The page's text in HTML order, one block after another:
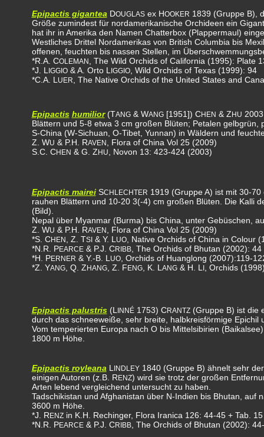
Epipactis gigantea DOUGLASex HOOKER 1839 (Gruppe B),
Größe zumindest für nordamerikanische Orchideen ein
hat ihr in Amerika den Namen Chatterbox (Plappermaul)
Westliches Drittel Nordamerikas von British Columbia bis
offenen, feuchten bis nassen Stellen, im
*R.A. COLEMAN
, The Wild Orchids of California (1995): Plate
*J. L IGGIO& A. Orto L IGGIO, Wild Orchids of Texas (1999): 94
*C.A. L UER , The Native Orchids of the United States and
Epipactis humilior (TANG& WANG[1951]) CHEN & Z HU
Blättern und 5-8 etwa 3 cm großen Blüten; Petalen
S-China (W-Sichuan, O-Tibet, Yunnan) in Wäldern und
Z. WU & P.H. RAVEN
, Flora of China Vol 25 (2009)
S.C. CHEN & G. Z HU , Novon 13: 423-424 (2003)
Epipactis maireiSCHLECHTER 1919 (Gruppe A) ist mit 30-
rauhen Blättern und 10-20 3(-4) cm großen Blüten. Die Kalli
(Bild).
Nepal über Myanmar (Burma) bis China, unter Gebüschen,
Z. WU & P.H. RAVEN
, Flora of China Vol 25 (2009)
*S. CHEN , Z. TSI& Y. L UO, Native Orchids of China in Colour
*N.R. PEARCE& P.J. CRIBB, The Orchids of Bhutan (2002): 44
*H. PERNER & Y.-B. L UO, Orchids of Huanglong (2007):119-
*Z. YANG, Q. Z HANG, Z. F ENG, K. L ANG& H. L I, Orchids
Epipactis palustris(L INNÉ1753) CRANTZ(Gruppe B) ist die
durch das schneeweiße, sehr breite, halbkreisförmige Epichil
Vom temperierten Europa nach O bis Mittelsibirien
1800 m Höhe.
Epipactis royleana L INDLEY1840 (Gruppe B) ähnelt sehr
einigen Autoren (z.B. RENZ) wird sie trotz der großen
Arten lebend vergleichend untersucht zu haben.
Tadschikistan und Afghanistan über N-Indien bis Bhutan,
3600 m Höhe.
*J. RENZin K.H. Rechinger, Flora Iranica 126: 44-45 + Tab.
*N.R. PEARCE& P.J. CRIBB, The Orchids of Bhutan (2002):